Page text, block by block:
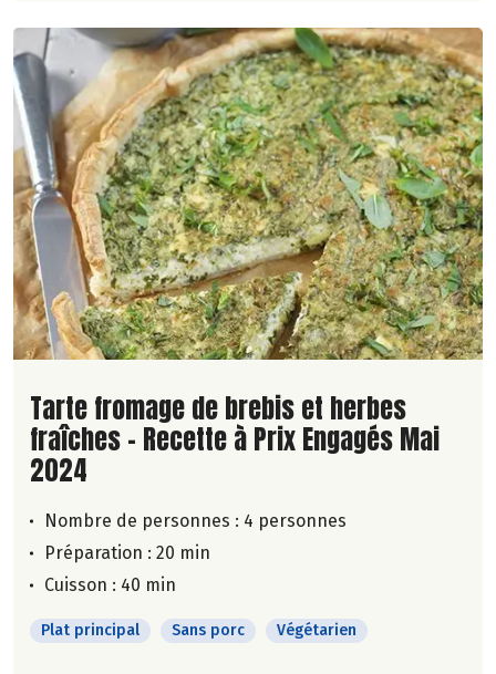
Lire la suite de la recette
Tarte fromage de brebis et herbes
fraîches - Recette à Prix Engagés Mai
2024
Nombre de personnes : 4 personnes
Préparation : 20 min
Cuisson : 40 min
Plat principal Sans porc Végétarien